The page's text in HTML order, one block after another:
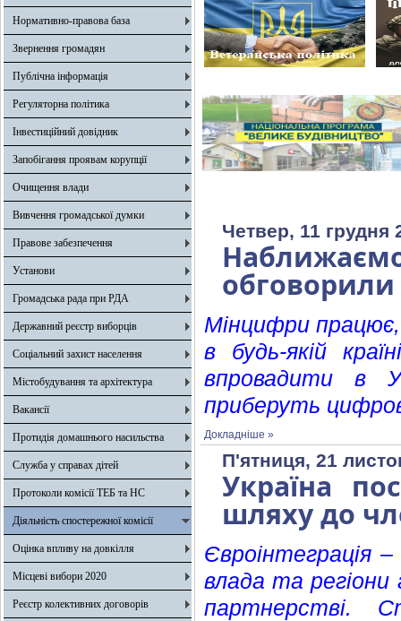
Нормативно-правова база
Звернення громадян
Публічна інформація
Регуляторна політика
Інвестиційний довідник
Запобігання проявам корупції
Очищення влади
Вивчення громадської думки
Правове забезпечення
Установи
Громадська рада при РДА
Державний реєстр виборців
Соціальний захист населення
Містобудування та архітектура
Вакансії
Протидія домашнього насильства
Служба у справах дітей
Протоколи комісії ТЕБ та НС
Діяльність спостережної комісії
Оцінка впливу на довкілля
Місцеві вибори 2020
Реєстр колективних договорів
Четвер, 11 грудня
обговорили
Мінцифри
в будь-якій
впровадити в
приберуть
Докладніше »
П'ятниця, 21
Україна
шляху до
Євроінтеграція
влада та
партнерстві.